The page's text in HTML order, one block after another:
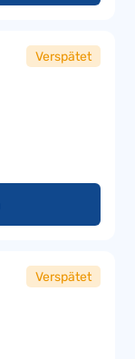
Verspätet
Verspätet